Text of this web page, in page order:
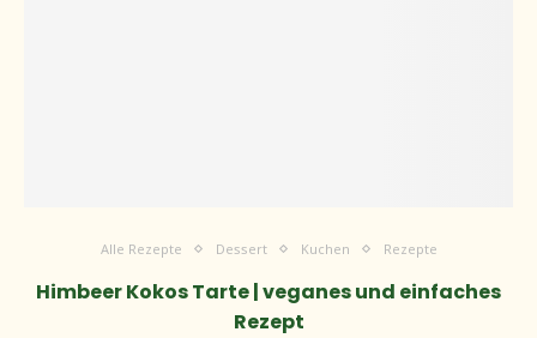
Alle Rezepte Dessert Kuchen Rezepte
Himbeer Kokos Tarte | veganes und einfaches
Rezept